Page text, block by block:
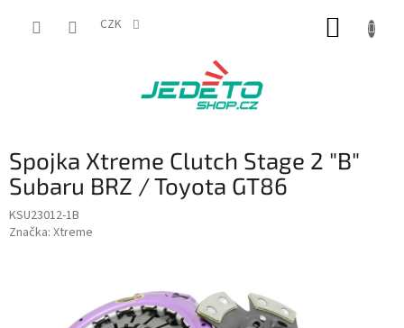
CZK
Spojka Xtreme Clutch Stage 2 "B"
Subaru BRZ / Toyota GT86
KSU23012-1B
Značka: Xtreme